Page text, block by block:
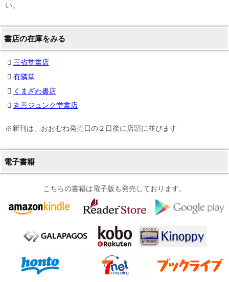
い。
書店の在庫をみる
三省堂書店
有隣堂
くまざわ書店
丸善ジュンク堂書店
※新刊は、おおむね発売日の２日後に店頭に並びます
電子書籍
こちらの書籍は電子版も発売しております。